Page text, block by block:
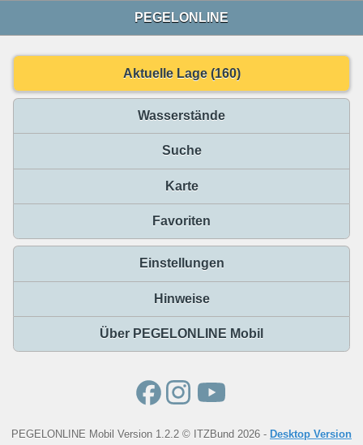
PEGELONLINE
Aktuelle Lage (160)
Wasserstände
Suche
Karte
Favoriten
Einstellungen
Hinweise
Über PEGELONLINE Mobil
PEGELONLINE Mobil Version 1.2.2 © ITZBund 2026 - Desktop Version